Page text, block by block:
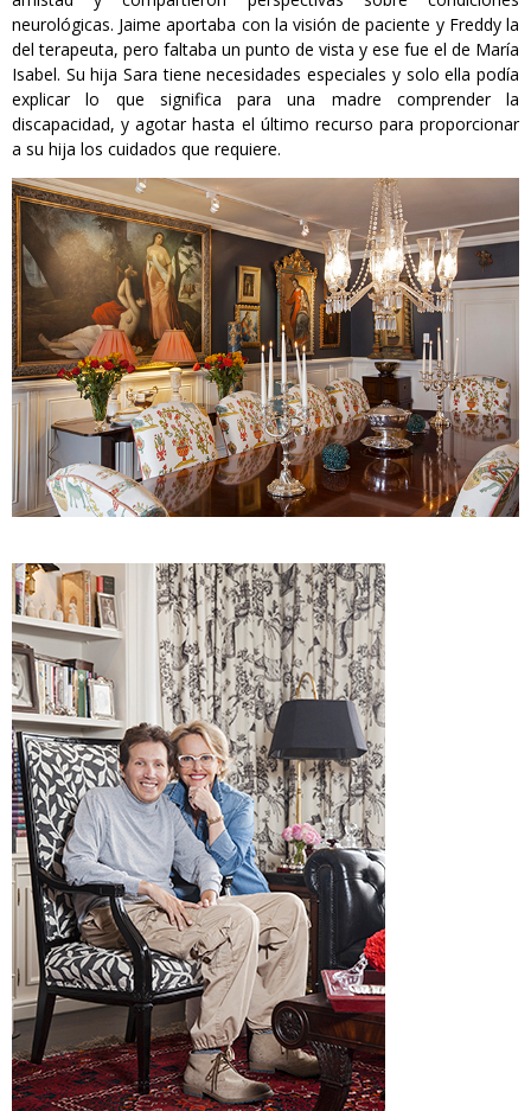
neurológicas. Jaime aportaba con la visión de paciente y Freddy la
del terapeuta, pero faltaba un punto de vista y ese fue el de María
Isabel. Su hija Sara tiene necesidades especiales y solo ella podía
explicar lo que significa para una madre comprender la
discapacidad, y agotar hasta el último recurso para proporcionar
a su hija los cuidados que requiere.